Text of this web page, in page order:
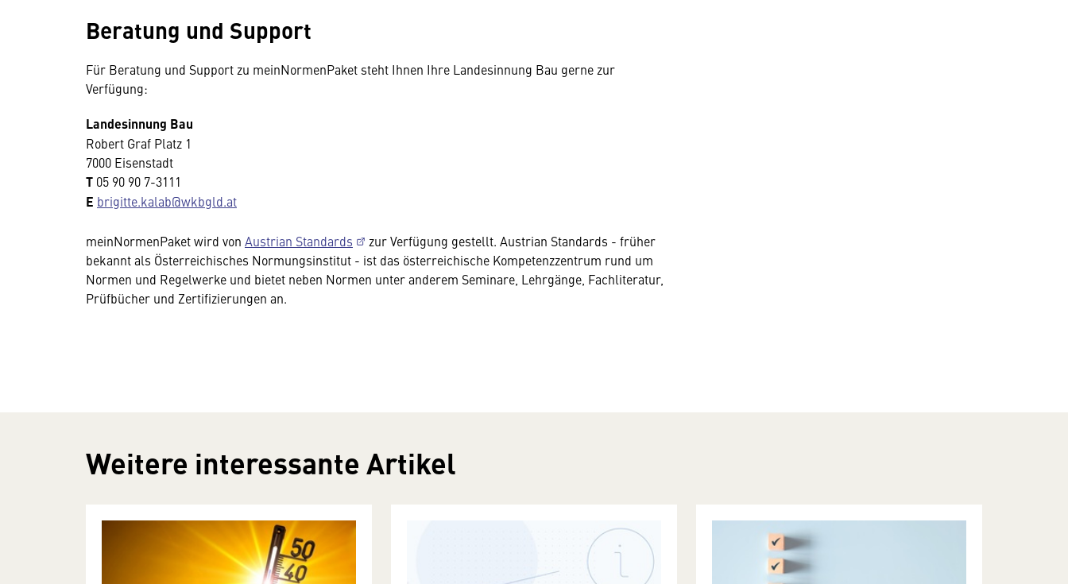
Beratung und Support
Für Beratung und Support zu meinNormenPaket steht Ihnen Ihre Landesinnung Bau gerne zur
Verfügung:
Landesinnung Bau
Robert Graf Platz 1
7000 Eisenstadt
T 05 90 90 7-3111
E brigitte.kalab@wkbgld.at
meinNormenPaket wird von Austrian Standards
zur Verfügung gestellt. Austrian Standards - früher
bekannt als Österreichisches Normungsinstitut - ist das österreichische Kompetenzzentrum rund um
Normen und Regelwerke und bietet neben Normen unter anderem Seminare, Lehrgänge, Fachliteratur,
Prüfbücher und Zertifizierungen an.
Weitere interessante Artikel